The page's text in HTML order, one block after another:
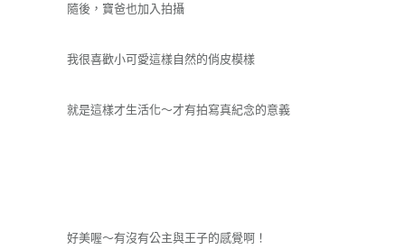
隨後，寶爸也加入拍攝
我很喜歡小可愛這樣自然的俏皮模樣
就是這樣才生活化～才有拍寫真紀念的意義
好美喔～有沒有公主與王子的感覺啊！